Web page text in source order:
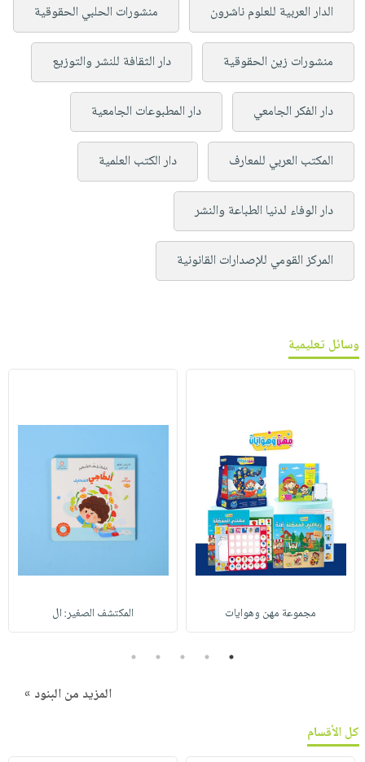
الدار العربية للعلوم ناشرون منشورات الحلبي الحقوقية
منشورات زين الحقوقية دار الثقافة للنشر والتوزيع
دار الفكر الجامعي دار المطبوعات الجامعية
المكتب العربي للمعارف دار الكتب العلمية
دار الوفاء لدنيا الطباعة والنشر
المركز القومي للإصدارات القانونية
وسائل تعليمية
مجموعة مهن وهوايات المكتشف الصغير: ال
1
2
3
4
5
المزيد من البنود »
كل الأقسام